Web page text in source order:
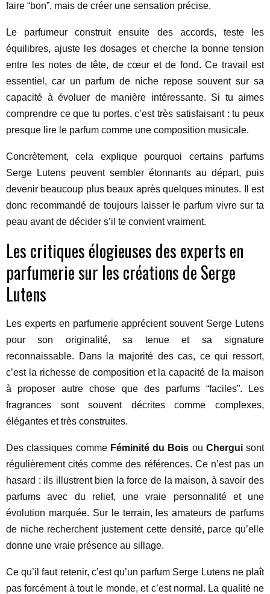
faire “bon”, mais de créer une sensation précise.
Le parfumeur construit ensuite des accords, teste les
équilibres, ajuste les dosages et cherche la bonne tension
entre les notes de tête, de cœur et de fond. Ce travail est
essentiel, car un parfum de niche repose souvent sur sa
capacité à évoluer de manière intéressante. Si tu aimes
comprendre ce que tu portes, c’est très satisfaisant : tu peux
presque lire le parfum comme une composition musicale.
Concrètement, cela explique pourquoi certains parfums
Serge Lutens peuvent sembler étonnants au départ, puis
devenir beaucoup plus beaux après quelques minutes. Il est
donc recommandé de toujours laisser le parfum vivre sur ta
peau avant de décider s’il te convient vraiment.
Les critiques élogieuses des experts en
parfumerie sur les créations de Serge
Lutens
Les experts en parfumerie apprécient souvent Serge Lutens
pour son originalité, sa tenue et sa signature
reconnaissable. Dans la majorité des cas, ce qui ressort,
c’est la richesse de composition et la capacité de la maison
à proposer autre chose que des parfums “faciles”. Les
fragrances sont souvent décrites comme complexes,
élégantes et très construites.
Des classiques comme Féminité du Bois ou Cherguisont
régulièrement cités comme des références. Ce n’est pas un
hasard : ils illustrent bien la force de la maison, à savoir des
parfums avec du relief, une vraie personnalité et une
évolution marquée. Sur le terrain, les amateurs de parfums
de niche recherchent justement cette densité, parce qu’elle
donne une vraie présence au sillage.
Ce qu’il faut retenir, c’est qu’un parfum Serge Lutens ne plaît
pas forcément à tout le monde, et c’est normal. La qualité ne